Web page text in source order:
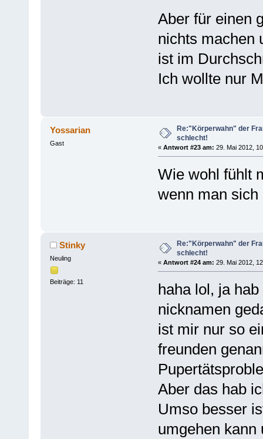
Aber für einen
nichts machen
ist im
Ich wollte nur
Yossarian
Gast
Re:"Körperwahn" der
schlecht!
« Antwort #23 am: 29. Mai 2012,
Wie wohl fühlt
wenn man
Stinky
Neuling
Beiträge: 11
Re:"Körperwahn" der
schlecht!
« Antwort #24 am: 29. Mai 2012,
haha lol, ja
nicknamen
ist mir nur so
freunden
Aber das hab
Umso besser
umgehen kann